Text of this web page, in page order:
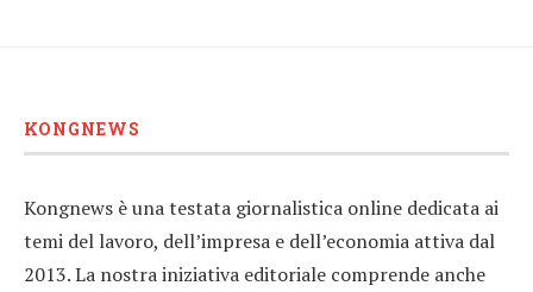
KONGNEWS
Kongnews è una testata giornalistica online dedicata ai
temi del lavoro, dell’impresa e dell’economia attiva dal
2013. La nostra iniziativa editoriale comprende anche